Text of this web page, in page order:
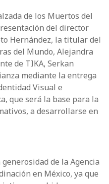
de los Muertos del
del director
Hernández, la titular del
del Mundo, Alejandra
de TIKA, Serkan
mediante la entrega
Visual e
que será la base para la
a desarrollarse en
de la Agencia
en México, ya que